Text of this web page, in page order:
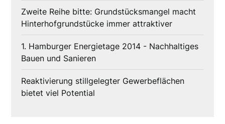
Zweite Reihe bitte: Grundstücksmangel macht
Hinterhofgrundstücke immer attraktiver
1. Hamburger Energietage 2014 - Nachhaltiges
Bauen und Sanieren
Reaktivierung stillgelegter Gewerbeflächen
bietet viel Potential